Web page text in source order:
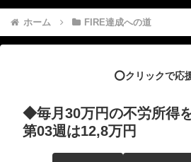
ホーム FIRE達成への道
⭕️クリックで応
◆毎月30万円の不労所得
第03週は12,8万円